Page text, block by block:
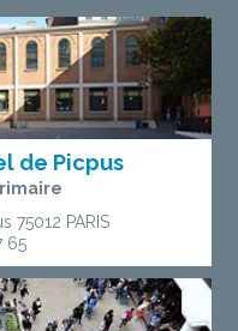
de Picpus
75012 PARIS
65